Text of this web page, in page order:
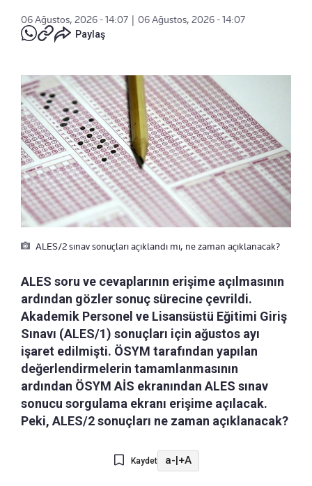
06 Ağustos, 2026 - 14:07
06 Ağustos, 2026 - 14:07
Paylaş
ALES/2 sınav sonuçları açıklandı mı, ne zaman açıklanacak?
ALES soru ve cevaplarının erişime açılmasının
ardından gözler sonuç sürecine çevrildi.
Akademik Personel ve Lisansüstü Eğitimi Giriş
Sınavı (ALES/1) sonuçları için ağustos ayı
işaret edilmişti. ÖSYM tarafından yapılan
değerlendirmelerin tamamlanmasının
ardından ÖSYM AİS ekranından ALES sınav
sonucu sorgulama ekranı erişime açılacak.
Peki, ALES/2 sonuçları ne zaman açıklanacak?
Kaydet a- +A